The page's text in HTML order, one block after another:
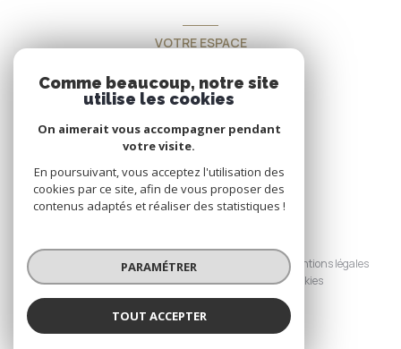
VOTRE ESPACE
Espace propriétaire
SE CONNECTER
Nos honoraires
Nos partenaires
Mentions légales
Admin
Politique RGPD Cookies
Réalisé par :
Comme beaucoup, notre site
utilise les cookies
On aimerait vous accompagner pendant
votre visite.
En poursuivant, vous acceptez l'utilisation des
cookies par ce site, afin de vous proposer des
contenus adaptés et réaliser des statistiques !
PARAMÉTRER
TOUT ACCEPTER